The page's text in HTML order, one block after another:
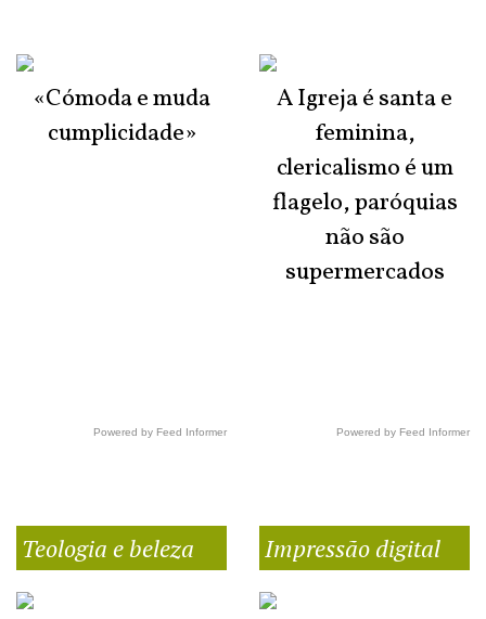
«Cómoda e muda
cumplicidade»
Powered by Feed Informer
A Igreja é santa e
feminina,
clericalismo é um
flagelo, paróquias
não são
supermercados
Powered by Feed Informer
Teologia e beleza Impressão digital